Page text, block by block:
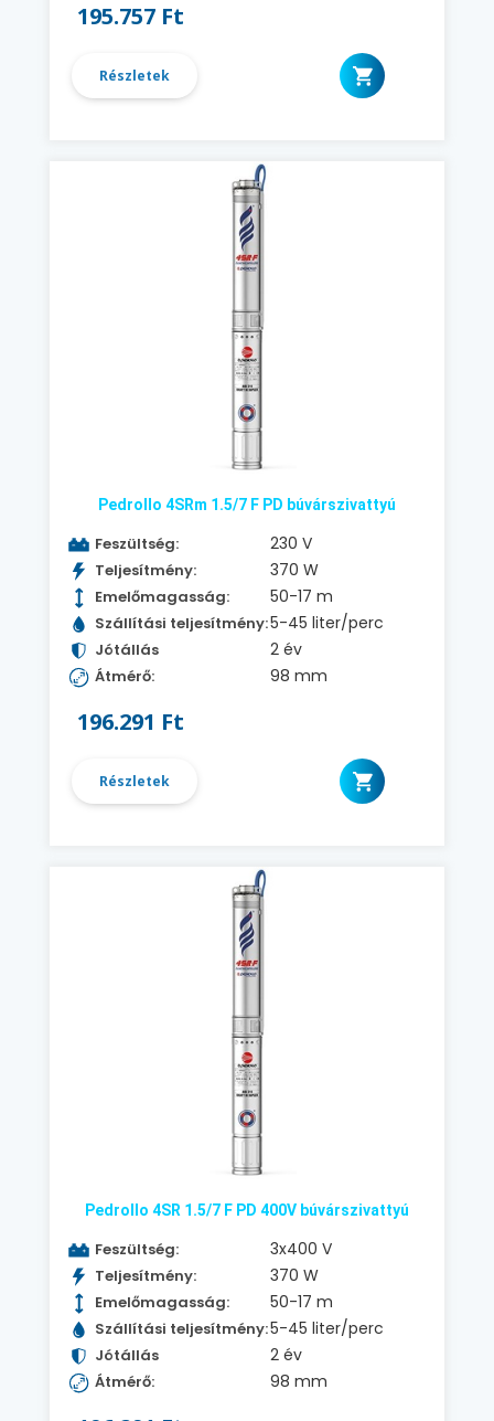
195.757 Ft
Részletek
Pedrollo 4SRm 1.5/7 F PD búvárszivattyú
Feszültség: 230 V
Teljesítmény: 370 W
Emelőmagasság: 50-17 m
Szállítási teljesítmény:5-45 liter/perc
Jótállás 2 év
Átmérő: 98 mm
196.291 Ft
Részletek
Pedrollo 4SR 1.5/7 F PD 400V búvárszivattyú
Feszültség: 3x400 V
Teljesítmény: 370 W
Emelőmagasság: 50-17 m
Szállítási teljesítmény:5-45 liter/perc
Jótállás 2 év
Átmérő: 98 mm